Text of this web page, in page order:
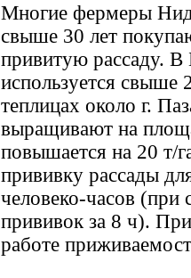
Многие фермеры
свыше 30 лет
привитую рассаду. В
используется свыше
теплицах около г.
выращивают на
повышается на 20 т/
прививку рассады
человеко-часов (при
прививок за 8 ч).
работе